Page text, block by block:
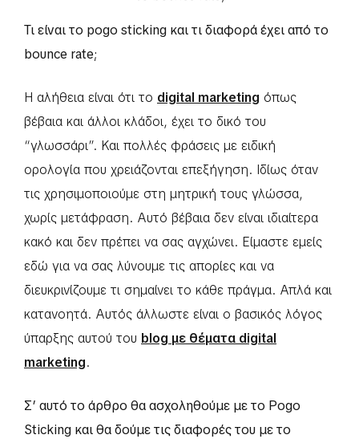
Τι είναι το pogo sticking και τι διαφορά έχει από το
bounce rate;
Η αλήθεια είναι ότι το digital marketing όπως
βέβαια και άλλοι κλάδοι, έχει το δικό του
“γλωσσάρι”. Και πολλές φράσεις με ειδική
ορολογία που χρειάζονται επεξήγηση. Ιδίως όταν
τις χρησιμοποιούμε στη μητρική τους γλώσσα,
χωρίς μετάφραση. Αυτό βέβαια δεν είναι ιδιαίτερα
κακό και δεν πρέπει να σας αγχώνει. Είμαστε εμείς
εδώ για να σας λύνουμε τις απορίες και να
διευκρινίζουμε τι σημαίνει το κάθε πράγμα. Απλά και
κατανοητά. Αυτός άλλωστε είναι ο βασικός λόγος
ύπαρξης αυτού του blog με θέματα digital
marketing.
Σ’ αυτό το άρθρο θα ασχοληθούμε με το Pogo
Sticking και θα δούμε τις διαφορές του με το